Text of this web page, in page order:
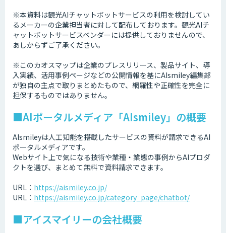
※本資料は観光AIチャットボットサービスの利用を検討してい
るメーカーの企業担当者に対して配布しております。観光AIチ
ャットボットサービスベンダーには提供しておりませんので、
あしからずご了承ください。
※このカオスマップは企業のプレスリリース、製品サイト、導
入実績、活用事例ページなどの公開情報を基にAIsmiley編集部
が独自の主点で取りまとめたもので、網羅性や正確性を完全に
担保するものではありません。
■AIポータルメディア「AIsmiley」の概要
AIsmileyは人工知能を搭載したサービスの資料が請求できるAI
ポータルメディアです。
Webサイト上で気になる技術や業種・業態の事例からAIプロダ
クトを選び、まとめて無料で資料請求できます。
URL： https://aismiley.co.jp/
URL： https://aismiley.co.jp/category_page/chatbot/
■アイスマイリーの会社概要